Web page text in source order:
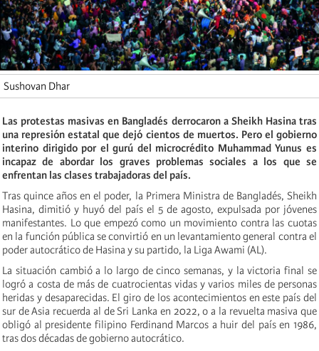
Sushovan Dhar
Las protestas masivas en Bangladés derrocaron a Sheikh Hasina tras
una represión estatal que dejó cientos de muertos. Pero el gobierno
interino dirigido por el gurú del microcrédito Muhammad Yunus es
incapaz de abordar los graves problemas sociales a los que se
enfrentan las clases trabajadoras del país.
Tras quince años en el poder, la Primera Ministra de Bangladés, Sheikh
Hasina, dimitió y huyó del país el 5 de agosto, expulsada por jóvenes
manifestantes. Lo que empezó como un movimiento contra las cuotas
en la función pública se convirtió en un levantamiento general contra el
poder autocrático de Hasina y su partido, la Liga Awami (AL).
La situación cambió a lo largo de cinco semanas, y la victoria final se
logró a costa de más de cuatrocientas vidas y varios miles de personas
heridas y desaparecidas. El giro de los acontecimientos en este país del
sur de Asia recuerda al de Sri Lanka en 2022, o a la revuelta masiva que
obligó al presidente filipino Ferdinand Marcos a huir del país en 1986,
tras dos décadas de gobierno autocrático.